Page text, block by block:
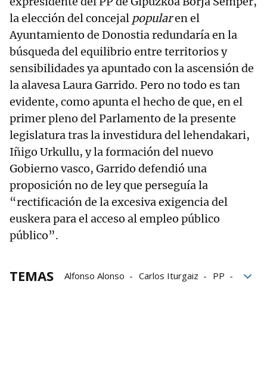
la elección del concejal popularen el
Ayuntamiento de Donostia redundaría en la
búsqueda del equilibrio entre territorios y
sensibilidades ya apuntado con la ascensión de
la alavesa Laura Garrido. Pero no todo es tan
evidente, como apunta el hecho de que, en el
primer pleno del Parlamento de la presente
legislatura tras la investidura del lehendakari,
Iñigo Urkullu, y la formación del nuevo
Gobierno vasco, Garrido defendió una
proposición no de ley que perseguía la
“rectificación de la excesiva exigencia del
euskera para el acceso al empleo público
público”.
TEMAS Alfonso Alonso Carlos Iturgaiz
PP